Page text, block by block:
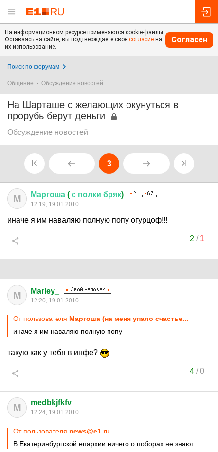
На информационном ресурсе применяются cookie-файлы.
Оставаясь на сайте, вы подтверждаете свое согласие на
их использование.
Согласен
Поиск по форумам
Общение Обсуждение новостей
На Шарташе с желающих окунуться в
прорубь берут деньги
Обсуждение новостей
3
М Маргоша ( с полки бряк)
12:19, 19.01.2010
иначе я им наваляю полную попу огурцоф!!!
2 / 1
M Marley_
12:20, 19.01.2010
От пользователя Маргоша (на меня упало счастье...
иначе я им наваляю полную попу
такую как у тебя в инфе?
4/0
M medbkjfkfv
12:24, 19.01.2010
От пользователя news@e1.ru
В Екатеринбургской епархии ничего о поборах не знают.